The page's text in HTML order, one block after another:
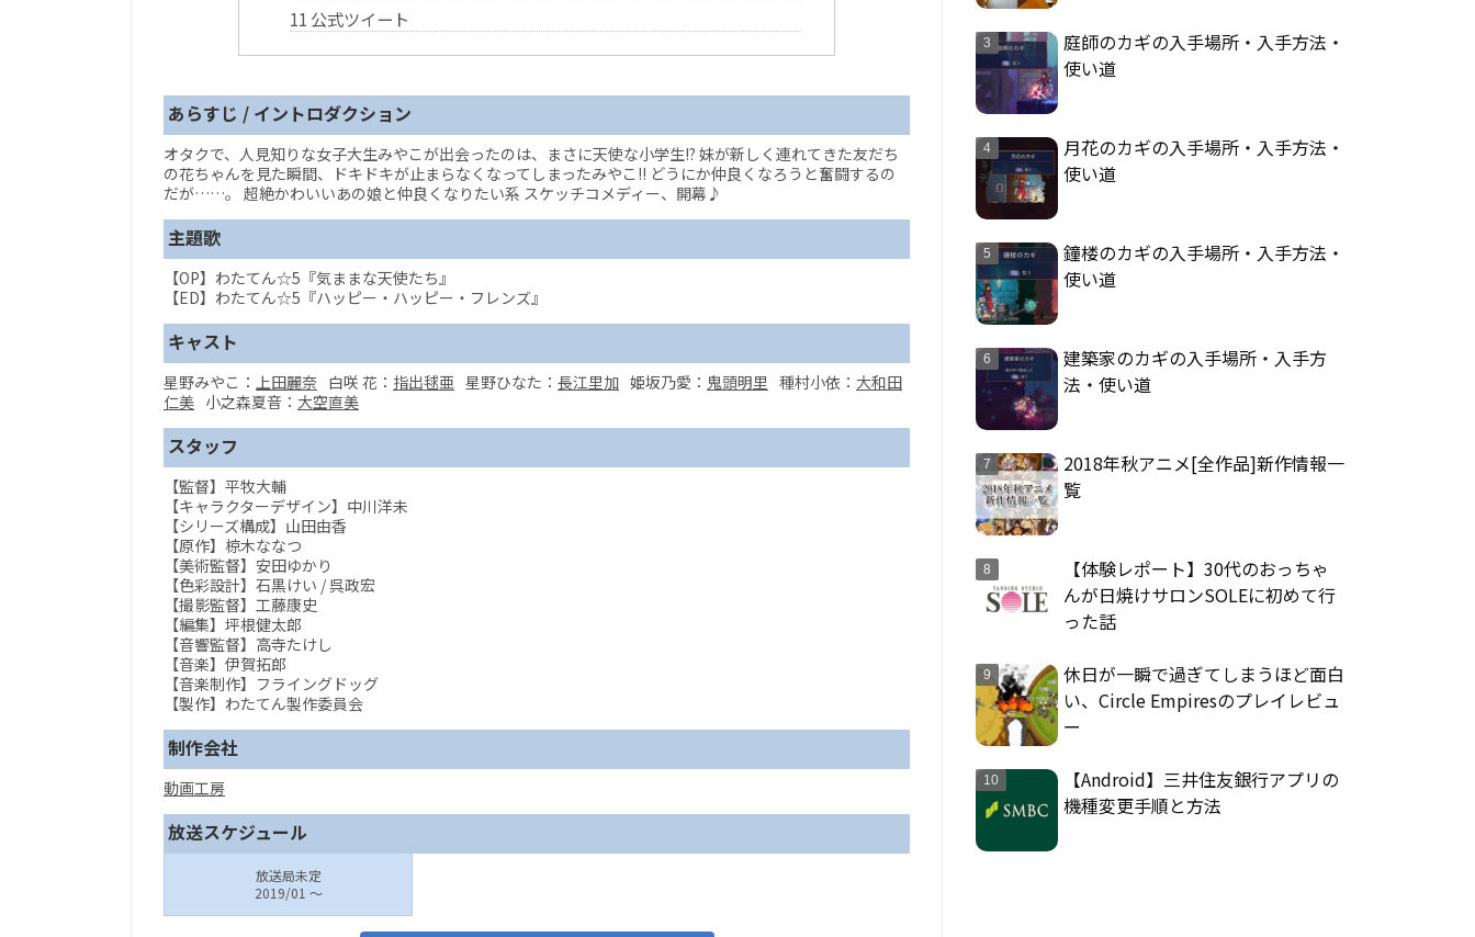
11 公式ツイート
あらすじ / イントロダクション
オタクで、人見知りな女子大生みやこが出会ったのは、まさに天使な小学生!? 妹が新しく連れてきた友だち
の花ちゃんを見た瞬間、ドキドキが止まらなくなってしまったみやこ!! どうにか仲良くなろうと奮闘するの
だが……。 超絶かわいいあの娘と仲良くなりたい系 スケッチコメディー、開幕♪
主題歌
【OP】わたてん☆5『気ままな天使たち』
【ED】わたてん☆5『ハッピー・ハッピー・フレンズ』
キャスト
星野みやこ： 上田麗奈 白咲 花： 指出毬亜 星野ひなた： 長江里加 姫坂乃愛： 鬼頭明里 種村小依： 大和田
仁美 小之森夏音： 大空直美
スタッフ
【監督】平牧大輔
【キャラクターデザイン】中川洋未
【シリーズ構成】山田由香
【原作】椋木ななつ
【美術監督】安田ゆかり
【色彩設計】石黒けい / 呉政宏
【撮影監督】工藤康史
【編集】坪根健太郎
【音響監督】高寺たけし
【音楽】伊賀拓郎
【音楽制作】フライングドッグ
【製作】わたてん製作委員会
制作会社
動画工房
放送スケジュール
放送局未定
2019/01 ～
庭師のカギの入手場所・入手方法・
使い道
月花のカギの入手場所・入手方法・
使い道
鐘楼のカギの入手場所・入手方法・
使い道
建築家のカギの入手場所・入手方
法・使い道
2018年秋アニメ[全作品]新作情報一
覧
【体験レポート】30代のおっちゃ
んが日焼けサロンSOLEに初めて行
った話
休日が一瞬で過ぎてしまうほど面白
い、Circle Empiresのプレイレビュ
ー
【Android】三井住友銀行アプリの
機種変更手順と方法